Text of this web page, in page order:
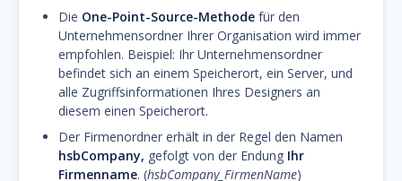
Die One-Point-Source-Methode für den
Unternehmensordner Ihrer Organisation wird immer
empfohlen. Beispiel: Ihr Unternehmensordner
befindet sich an einem Speicherort, ein Server, und
alle Zugriffsinformationen Ihres Designers an
diesem einen Speicherort.
Der Firmenordner erhält in der Regel den Namen
hsbCompany, gefolgt von der Endung Ihr
Firmenname. (hsbCompany_FirmenName)